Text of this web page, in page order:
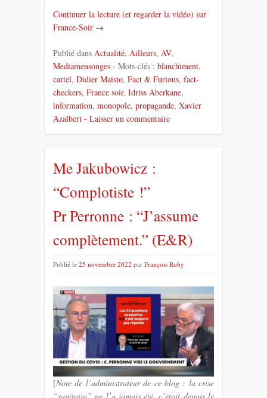
Continuer la lecture (et regarder la vidéo) sur
France-Soir →
Publié dans Actualité, Ailleurs, AV,
Mediamensonges - Mots-clés : blanchiment,
cartel, Didier Maïsto, Fact & Furious, fact-
checkers, France soir, Idriss Aberkane,
information, monopole, propagande, Xavier
Azalbert - Laisser un commentaire
Me Jakubowicz :
“Complotiste !”
Pr Perronne : “J’assume
complètement.” (E&R)
Publié le 25 novembre 2022 par François Roby
[Note de l’administrateur de ce blog : la crise